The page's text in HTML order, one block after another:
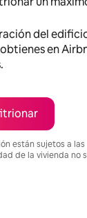
del
en
están sujetos a
de la vivienda no